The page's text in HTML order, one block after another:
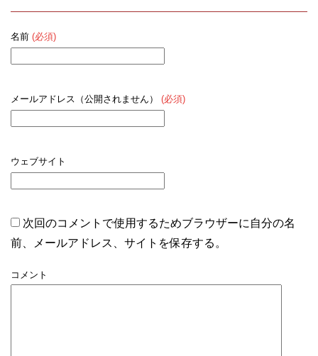
名前 (必須)
メールアドレス（公開されません） (必須)
ウェブサイト
次回のコメントで使用するためブラウザーに自分の名
前、メールアドレス、サイトを保存する。
コメント